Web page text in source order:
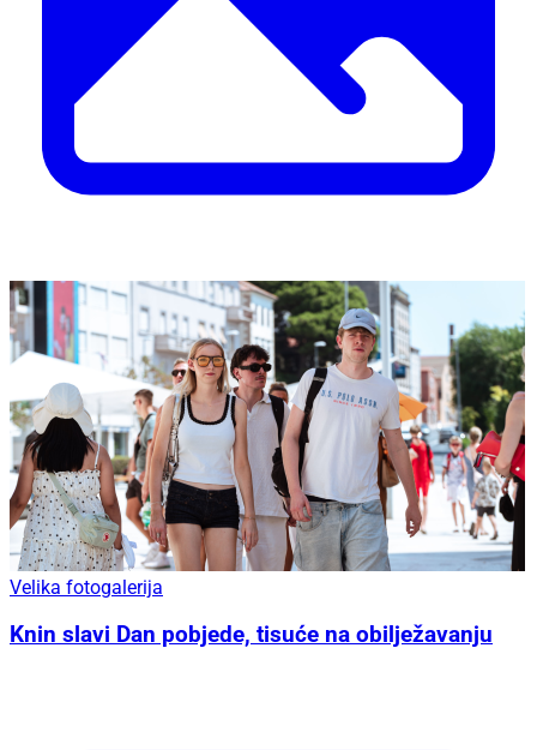
Velika fotogalerija
Knin slavi Dan pobjede, tisuće na obilježavanju